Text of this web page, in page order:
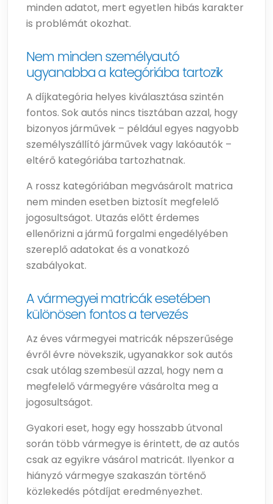
minden adatot, mert egyetlen hibás karakter
is problémát okozhat.
Nem minden személyautó
ugyanabba a kategóriába tartozik
A díjkategória helyes kiválasztása szintén
fontos. Sok autós nincs tisztában azzal, hogy
bizonyos járművek – például egyes nagyobb
személyszállító járművek vagy lakóautók –
eltérő kategóriába tartozhatnak.
A rossz kategóriában megvásárolt matrica
nem minden esetben biztosít megfelelő
jogosultságot. Utazás előtt érdemes
ellenőrizni a jármű forgalmi engedélyében
szereplő adatokat és a vonatkozó
szabályokat.
A vármegyei matricák esetében
különösen fontos a tervezés
Az éves vármegyei matricák népszerűsége
évről évre növekszik, ugyanakkor sok autós
csak utólag szembesül azzal, hogy nem a
megfelelő vármegyére vásárolta meg a
jogosultságot.
Gyakori eset, hogy egy hosszabb útvonal
során több vármegye is érintett, de az autós
csak az egyikre vásárol matricát. Ilyenkor a
hiányzó vármegye szakaszán történő
közlekedés pótdíjat eredményezhet.